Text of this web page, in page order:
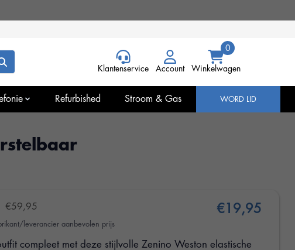
Klantenservice Account Winkelwagen
Refurbished Stroom & Gas WORD LID
€59,95
leverancier aanbevolen prijs
€19,95
compleet met deze stijlvolle Zenino Weston elastische